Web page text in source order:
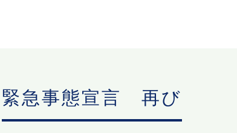
緊急事態宣言 再び